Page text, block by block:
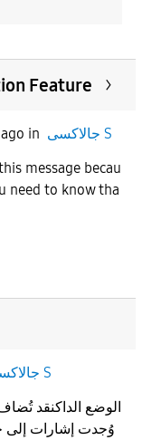
Feature
in
جالاكسى S
message becau
need to know tha
جالاكسى S
الوضع الداكنقد